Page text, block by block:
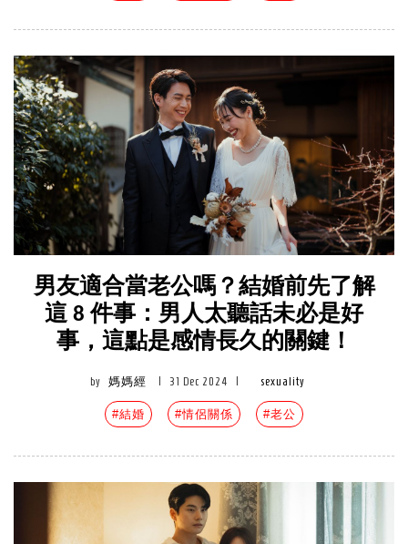
男友適合當老公嗎？結婚前先了解
這 8 件事：男人太聽話未必是好
事，這點是感情長久的關鍵！
by 媽媽經 31 Dec 2024 sexuality
#結婚 #情侶關係 #老公